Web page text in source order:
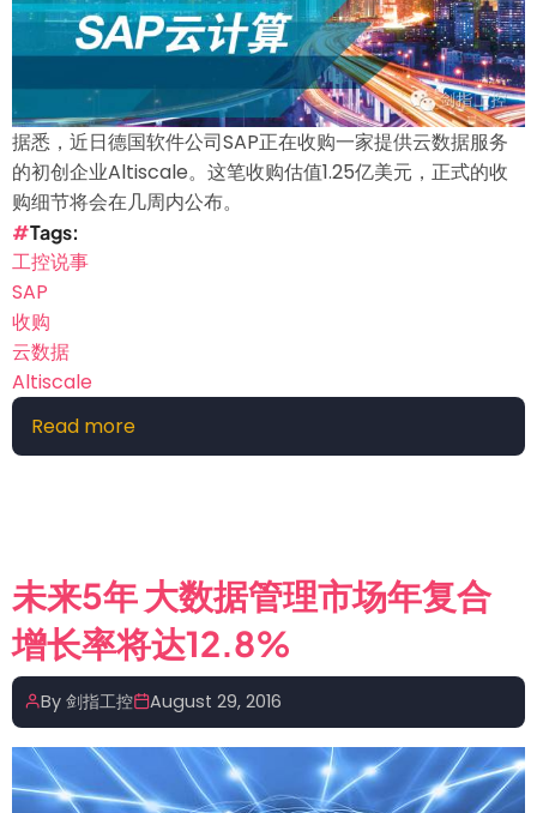
收
购
互
联
企
业
据悉，近日德国软件公司SAP正在收购一家提供云数据服务
的初创企业Altiscale。这笔收购估值1.25亿美元，正式的收
购细节将会在几周内公布。
Tags
工控说事
SAP
收购
云数据
Altiscale
Read more
SAP
元
收
购
云
数
据
服
未来5年 大数据管理市场年复合
增长率将达12.8%
By 剑指工控 August 29, 2016